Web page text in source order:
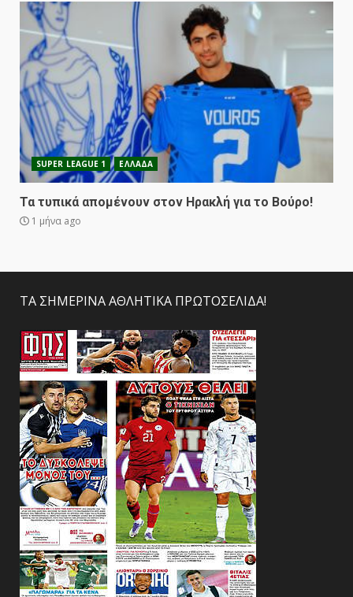
SUPER LEAGUE 1 ΕΛΛΑΔΑ
Τα τυπικά απομένουν στον Ηρακλή για το Βούρο!
1 μήνα ago
ΤΑ ΣΗΜΕΡΙΝΑ ΑΘΛΗΤΙΚΑ ΠΡΩΤΟΣΕΛΙΔΑ!